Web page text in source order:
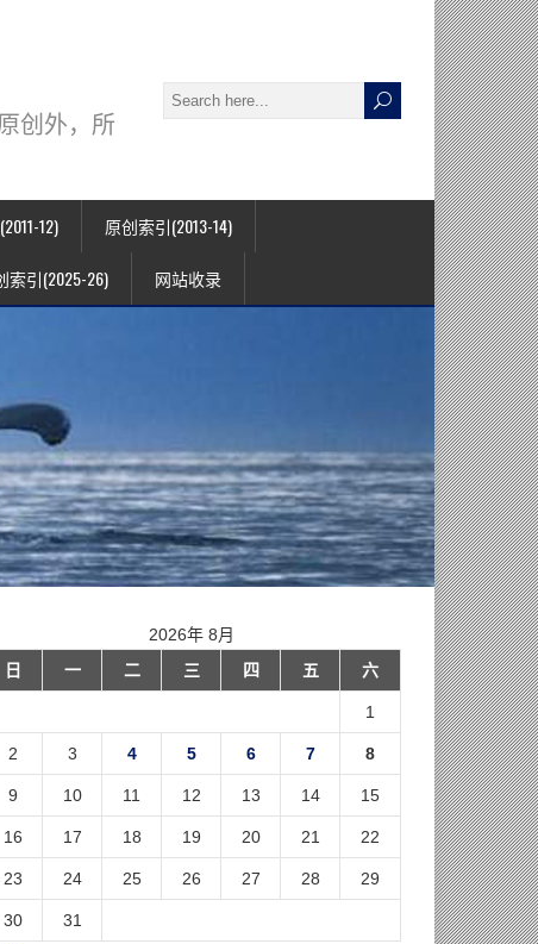
创外，所
12) 原创索引(2013-14)
索引(2025-26) 网站收录
2026年 8月
日
一 二 三 四 五 六
1
2 3 4 5 6 7 8
9 10 11 12 13 14 15
16 17 18 19 20 21 22
23 24 25 26 27 28 29
30
31